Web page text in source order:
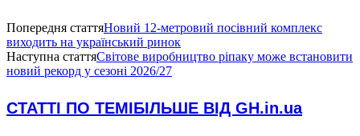
Попередня статтяНовий 12-метровий посівний комплекс
виходить на український ринок
Наступна статтяСвітове виробництво ріпаку може встановити
новий рекорд у сезоні 2026/27
СТАТТІ ПО ТЕМІБІЛЬШЕ ВІД GH.in.ua